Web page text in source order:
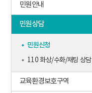
민원안내
민원상담
민원신청
110 화상/수화/채팅 상담
교육환경보호구역